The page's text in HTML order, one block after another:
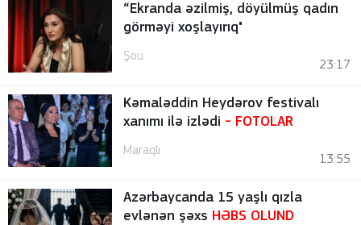
“Ekranda əzilmiş, döyülmüş qadın
görməyi xoşlayırıq"
Şou
23:17
Kəmaləddin Heydərov festivalı
xanımı ilə izlədi - FOTOLAR
Maraqlı
13:55
Azərbaycanda 15 yaşlı qızla
evlənən şəxs HƏBS OLUND